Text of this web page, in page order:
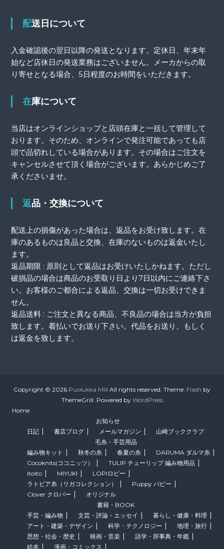
配送日について
入金確認後の翌日以降の発送となります。定休日、年末年
始など店休日の発送業務はございません。メーカからの取
り寄せとなる場合、5日程度のお時間をいただきます。
在庫について
当店はオンラインショップと店頭在庫と一括して管理して
おります。そのため、オンラインで発注可能であっても店
頭で品切れしている場合があります。その場合はご注文を
キャンセルさせて頂く場合がございます。あらかじめご了
承くださいませ。
返品・交換について
配送上の損傷があった場合は、返品をお受け致します。在
庫のあるものは良品と交換、在庫のないものは返金いたし
ます。
返品期限 : 原則として返品はお受けいたしかねます。ただし
破損品の場合は商品のお受取り日より7日以内にご連絡下さ
い。お客様のご都合による返品、交換は一切お受けできま
せん。
返品送料 : ご注文と異なる商品、不良品の場合は当方が負担
致します。着払いでお送り下さい。代品をお送り、もしく
は返金を致します。
Copyright © 2026 Puolukka Mill All rights reserved. Theme: Flash by
ThemeGrill. Powered by WordPress
Home
お知らせ
日記
書店ブログ メールマガジン
山崎ブッククラブ
毛糸・手芸用品
編み物キット
秋冬の糸 春夏の糸
DARUMA ダルマ糸
Cocoknits(ココニッツ）
TULIP チューリップ 編み物用品
itoito
MIYUKI
LOPIロピー
ラトビア糸（リガコレクション）
Puppy パピー
Clover クロバー
オリジナル
書籍・BOOK
手芸・編み物
文芸・評論・エッセイ
暮らし・健康・料理
アート・建築・デザイン
科学・テクノロジー
地理・旅行
思想・社会・歴史
映画・音楽
語学・辞事典・年鑑
絵本
漫画・コミックス